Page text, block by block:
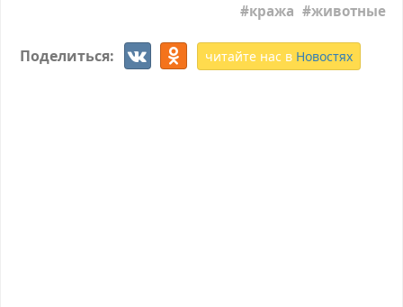
кража животные
Поделиться: читайте нас в Новостях